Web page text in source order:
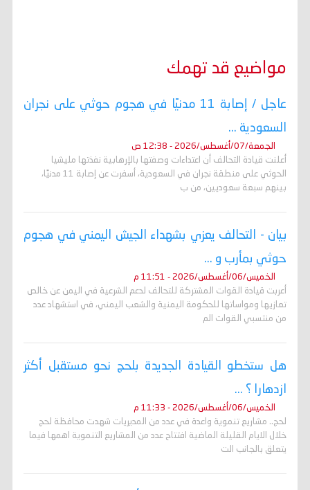
مواضيع قد تهمك
عاجل / إصابة 11 مدنيًا في هجوم حوثي على نجران
السعودية ...
الجمعة/07/أغسطس/2026 - 12:38 ص
أعلنت قيادة التحالف أن اعتداءات وصفتها بالإرهابية نفذتها مليشيا
الحوثي على منطقة نجران في السعودية، أسفرت عن إصابة 11 مدنيًا،
بينهم سبعة سعوديين، من ب
بيان - التحالف يعزي بشهداء الجيش اليمني في هجوم
حوثي بمأرب و ...
الخميس/06/أغسطس/2026 - 11:51 م
أعربت قيادة القوات المشتركة للتحالف لدعم الشرعية في اليمن عن خالص
تعازيها ومواساتها للحكومة اليمنية والشعب اليمني، في استشهاد عدد
من منتسبي القوات الم
هل ستخطو القيادة الجديدة بلحج نحو مستقبل أكثر
ازدهارا ؟ ...
الخميس/06/أغسطس/2026 - 11:33 م
لحج.. مشاريع تنموية واعدة في عدد من المديريات شهدت محافظة لحج
خلال الايام القليلة الماضية افتتاح عدد من المشاريع التنموية اهمها فيما
يتعلق بالجانب الت